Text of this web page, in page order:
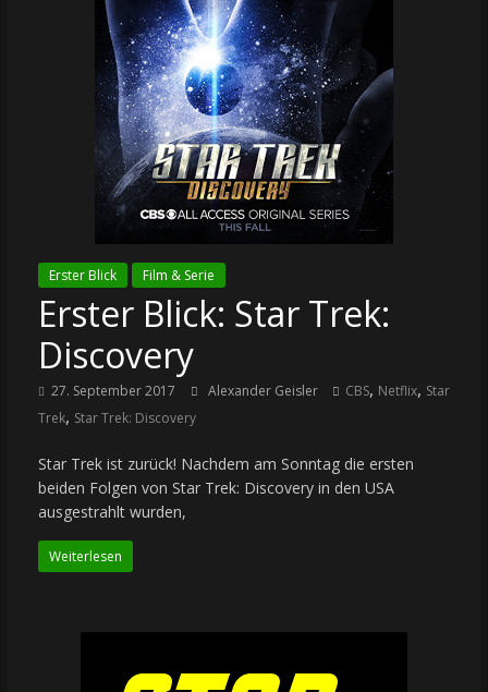
Erster Blick Film & Serie
Erster Blick: Star Trek:
Discovery
27. September 2017 Alexander Geisler CBS, Netflix, Star
Trek, Star Trek: Discovery
Star Trek ist zurück! Nachdem am Sonntag die ersten
beiden Folgen von Star Trek: Discovery in den USA
ausgestrahlt wurden,
Weiterlesen